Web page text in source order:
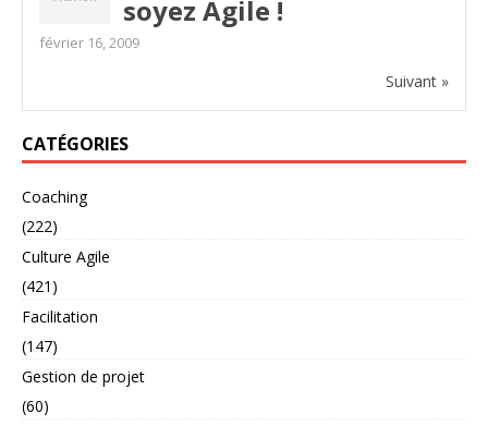
soyez Agile !
février 16, 2009
Suivant »
CATÉGORIES
Coaching
(222)
Culture Agile
(421)
Facilitation
(147)
Gestion de projet
(60)